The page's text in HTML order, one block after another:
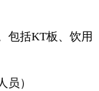
括KT板、饮用
）